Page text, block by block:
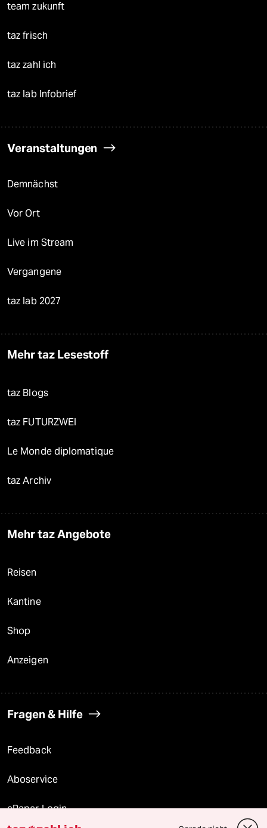
team zukunft
taz frisch
taz zahl ich
taz lab Infobrief
Veranstaltungen
Demnächst
Vor Ort
Live im Stream
Vergangene
taz lab 2027
Mehr taz Lesestoff
taz Blogs
taz FUTURZWEI
Le Monde diplomatique
taz Archiv
Mehr taz Angebote
Reisen
Kantine
Shop
Anzeigen
Fragen & Hilfe
Feedback
Aboservice
ePaper Login